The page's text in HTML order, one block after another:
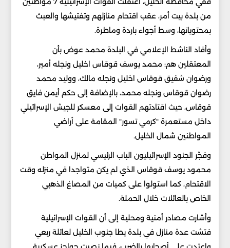
من بلدة بيت أمر، عقب اقتحام منازلهم وتفتيشها والعبث
بمحتوياتها، وسط أجواء باردة وماطرة.
وأفاد الناشط الإعلامي في البلدة محمد عوض بأن
المعتقلين هم: محمد يوسف قوقاس اخليل ونجله أمير،
ورضوان شفيق قوقاس اخليل ونجله مالك، ووليد محمد
رضوان قوقاس ونجله محمد، بالإضافة إلى حكم أيمن فايق
قوقاس، حيث اقتادتهم القوات إلى معسكر للجيش الإسرائيلي
داخل مستعمرة "كرمي تسور" المقامة على أراضي
المواطنين شمال الخليل.
وفجّر الجنود الإسرائيليون الباب الرئيسي لمنزل المواطن
محمود يوسف قوقاس الذي لم يكن متواجدا في منزله وقت
الاقتحام، كما استولوا على كميات من المصاغ الذهبي
الخاص بالعائلات خلال الحملة.
وأشارت مصادر أمنية ومحلية إلى أن القوات الإسرائيلية
فتشت عدة منازل في بلدة يطا جنوب الخليل لعائلة ربعي